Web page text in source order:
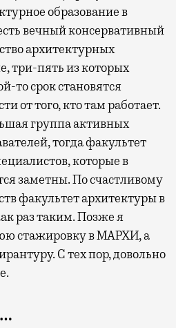
образование в
вечный консервативный
архитектурных
три-пять из которых
то срок становятся
от того, кто там работает.
группа активных
тогда факультет
которые в
заметны. По счастливому
факультет архитектуры в
раз таким. Позже я
стажировку в МАРХИ, а
С тех пор, довольно